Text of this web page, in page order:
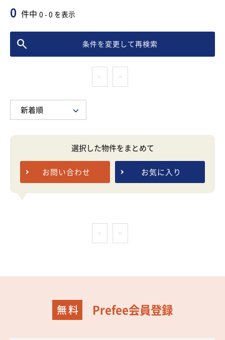
0 件中 0 - 0 を表示
条件を変更して再検索
< >
選択した物件をまとめて
お問い合わせ お気に入り
< >
Prefee会員登録